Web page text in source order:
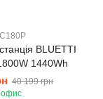
BLUETTI
1440Wh
40 199 грн
офис